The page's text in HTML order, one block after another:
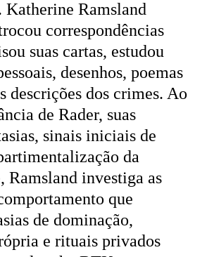
Katherine Ramsland
correspondências
suas cartas, estudou
desenhos, poemas
descrições dos crimes. Ao
de Rader, suas
sinais iniciais de
da
Ramsland investiga as
que
de dominação,
e rituais privados